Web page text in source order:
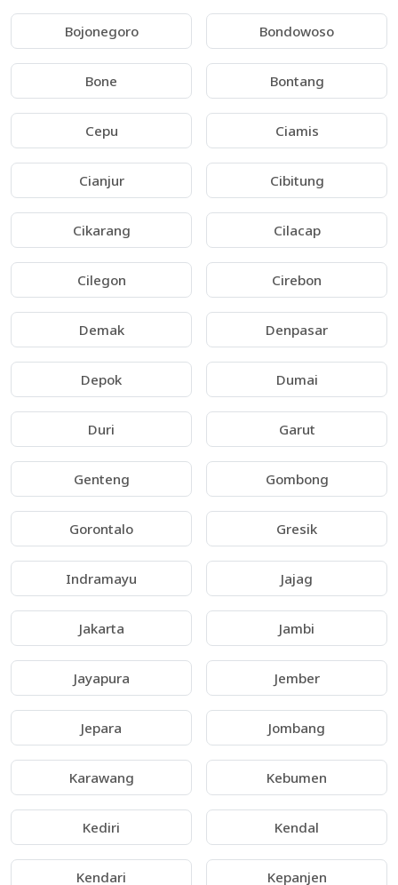
Bojonegoro Bondowoso
Bone Bontang
Cepu Ciamis
Cianjur Cibitung
Cikarang Cilacap
Cilegon Cirebon
Demak Denpasar
Depok Dumai
Duri Garut
Genteng Gombong
Gorontalo Gresik
Indramayu Jajag
Jakarta Jambi
Jayapura Jember
Jepara Jombang
Karawang Kebumen
Kediri Kendal
Kendari Kepanjen